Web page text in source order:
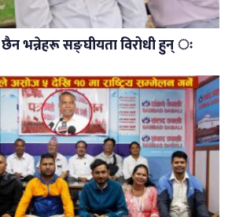
भन्नेहरू सङ्घीयता विरोधी हुन् ः